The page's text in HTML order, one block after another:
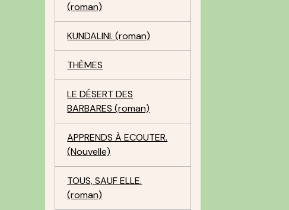
(roman)
KUNDALINI. (roman)
THÈMES
LE DÉSERT DES
BARBARES (roman)
APPRENDS À ECOUTER.
(Nouvelle)
TOUS, SAUF ELLE.
(roman)